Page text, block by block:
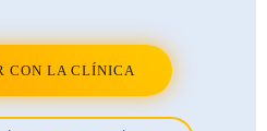
CON LA CLÍNICA